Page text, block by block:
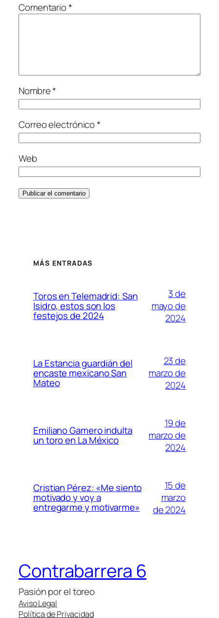
Comentario*
Nombre*
Correo electrónico*
Web
MÁS ENTRADAS
Toros en Telemadrid: San
Isidro, estos son los
festejos de 2024
3 de
mayo de
2024
La Estancia guardián del
encaste mexicano San
Mateo
23 de
marzo de
2024
Emiliano Gamero indulta
un toro en La México
19 de
marzo de
2024
Cristian Pérez: «Me siento
motivado y voy a
entregarme y motivarme»
15 de
marzo
de 2024
Contrabarrera 6
Pasión por el toreo
Aviso Legal
Política de Privacidad